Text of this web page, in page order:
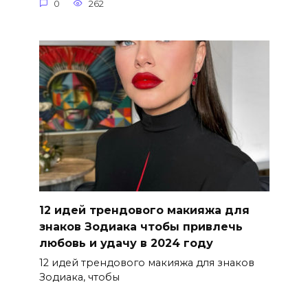
0 262
12 идей трендового макияжа для
знаков Зодиака чтобы привлечь
любовь и удачу в 2024 году
12 идей трендового макияжа для знаков
Зодиака, чтобы